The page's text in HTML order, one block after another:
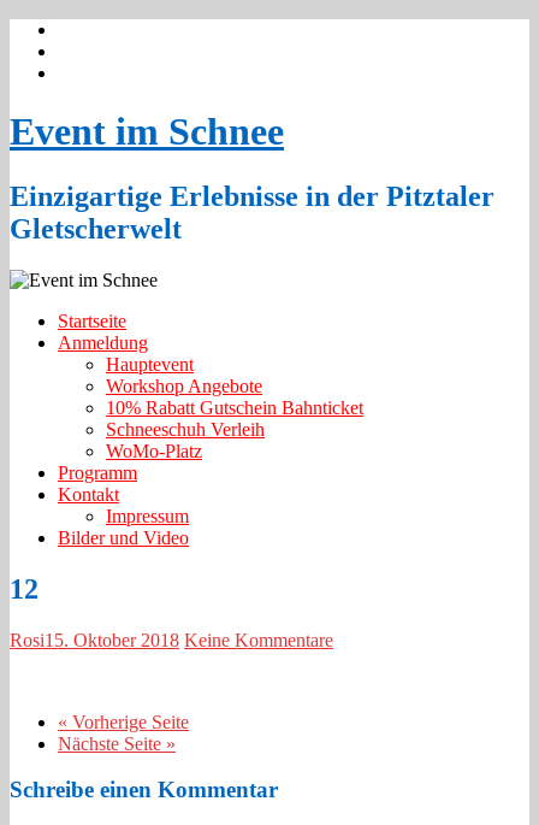
Event im Schnee
Einzigartige Erlebnisse in der Pitztaler
Gletscherwelt
Startseite
Anmeldung
Hauptevent
Workshop Angebote
10% Rabatt Gutschein Bahnticket
Schneeschuh Verleih
WoMo-Platz
Programm
Kontakt
Impressum
Bilder und Video
12
Rosi15. Oktober 2018 Keine Kommentare
« Vorherige Seite
Nächste Seite »
Schreibe einen Kommentar